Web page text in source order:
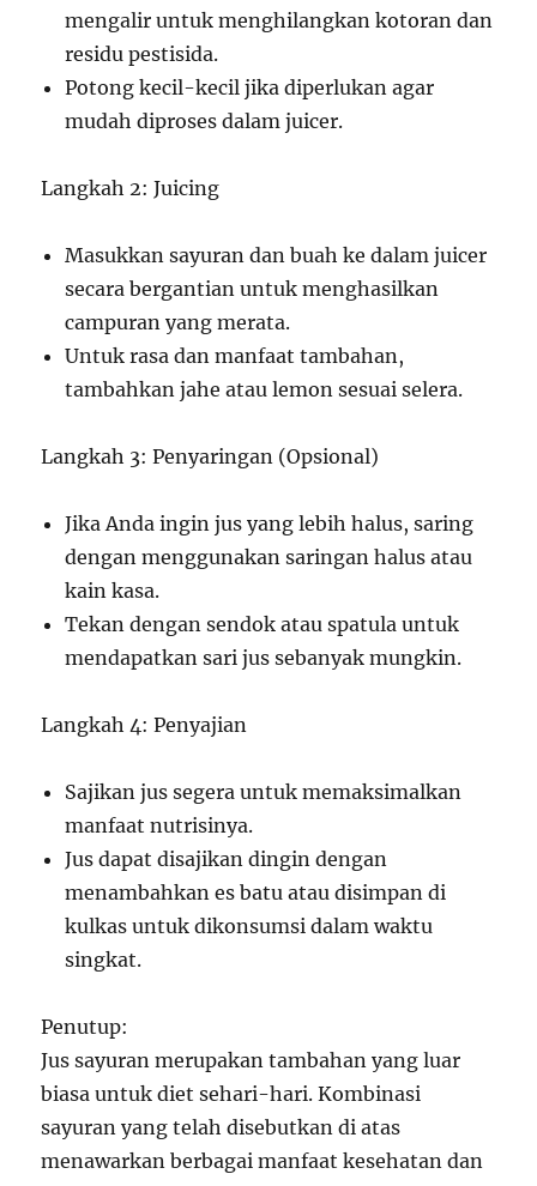
mengalir untuk menghilangkan kotoran dan
residu pestisida.
Potong kecil-kecil jika diperlukan agar
mudah diproses dalam juicer.
Langkah 2: Juicing
Masukkan sayuran dan buah ke dalam juicer
secara bergantian untuk menghasilkan
campuran yang merata.
Untuk rasa dan manfaat tambahan,
tambahkan jahe atau lemon sesuai selera.
Langkah 3: Penyaringan (Opsional)
Jika Anda ingin jus yang lebih halus, saring
dengan menggunakan saringan halus atau
kain kasa.
Tekan dengan sendok atau spatula untuk
mendapatkan sari jus sebanyak mungkin.
Langkah 4: Penyajian
Sajikan jus segera untuk memaksimalkan
manfaat nutrisinya.
Jus dapat disajikan dingin dengan
menambahkan es batu atau disimpan di
kulkas untuk dikonsumsi dalam waktu
singkat.
Penutup:
Jus sayuran merupakan tambahan yang luar
biasa untuk diet sehari-hari. Kombinasi
sayuran yang telah disebutkan di atas
menawarkan berbagai manfaat kesehatan dan